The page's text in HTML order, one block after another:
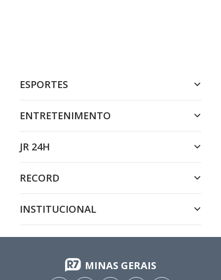
ESPORTES
ENTRETENIMENTO
JR 24H
RECORD
INSTITUCIONAL
MINAS GERAIS